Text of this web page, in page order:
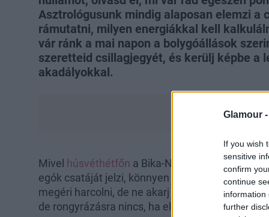
Glamour -
If you wish
sensitive
confirm
continue
information
further
Asztrológusunk mindig alaposan elemzi a
rámutatni, milyen energiákkal kell
vár ránk a mai napon a bolygóállások
szeretteid csillagjegyét, és kerülj képbe a
akadályokkal.
Mivel húsvéthétfőn a Bika-Nap és az Oroszlán-
egók csatáját jelzi, könnyen elszabadulnak az
megéri harcolni, de ne akarj rossz helyen
de rongyrázásra nincs, ha el akarod kerülni a